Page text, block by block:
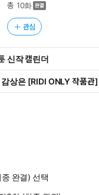
총 10화
관심
신작 캘린더
상은 [RIDI ONLY 작품관]
완결) 선택